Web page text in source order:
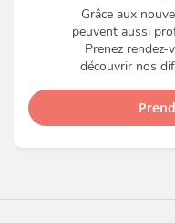
Grâce aux
peuvent aussi
Prenez
découvrir nos